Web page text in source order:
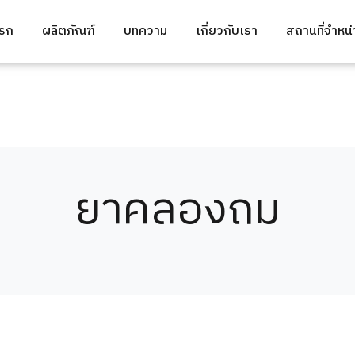
ก ผลิตภัณฑ์ บทความ เกี่ยวกับเรา สถานที่จำห
ยาคลองถม